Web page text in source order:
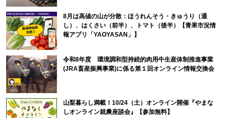
8月は高値の山が分散：ほうれんそう・きゅうり（通
し）、はくさい（前半）、トマト（後半）【青果市況情
報アプリ「YAOYASAN」】
令和8年度 環境調和型持続的肉用牛生産体制推進事業
(JRA畜産振興事業)に係る第１回オンライン情報交換会
山梨暮らし満載！10/24（土）オンライン開催『やまな
しオンライン就農座談会』【参加無料】